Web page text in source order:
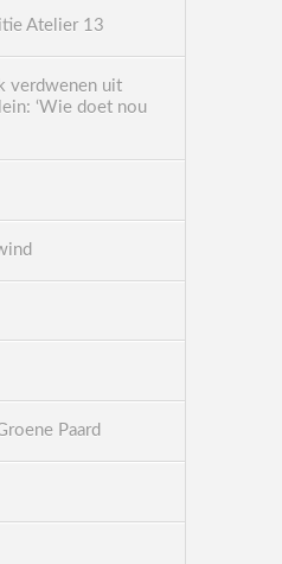
Atelier 13
verdwenen uit
‘Wie doet nou
Paard